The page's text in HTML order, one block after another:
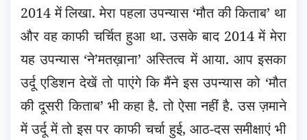
2014 में लिखा. मेरा पहला उपन्यास ‘मौत की किताब’ था
और वह काफी चर्चित हुआ था. उसके बाद 2014 में मेरा
यह उपन्यास ‘ने’मतख़ाना’ अस्तित्व में आया. आप इसका
उर्दू एडिशन देखें तो पाएंगे कि मैंने इस उपन्यास को ‘मौत
की दूसरी किताब’ भी कहा है. तो ऐसा नहीं है. उस ज़माने
में उर्दू में तो इस पर काफी चर्चा हुई, आठ-दस समीक्षाएं भी